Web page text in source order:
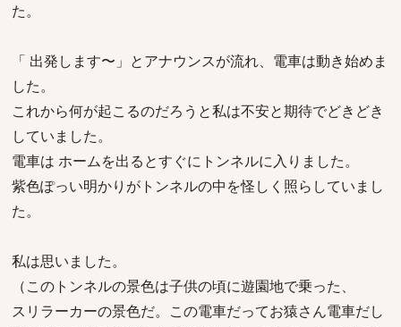
た。
「 出発します〜」とアナウンスが流れ、電車は動き始めま
した。
これから何が起こるのだろうと私は不安と期待でどきどき
していました。
電車は ホームを出るとすぐにトンネルに入りました。
紫色ぽっい明かりがトンネルの中を怪しく照らしていまし
た。
私は思いました。
（このトンネルの景色は子供の頃に遊園地で乗った、
スリラーカーの景色だ。この電車だってお猿さん電車だし